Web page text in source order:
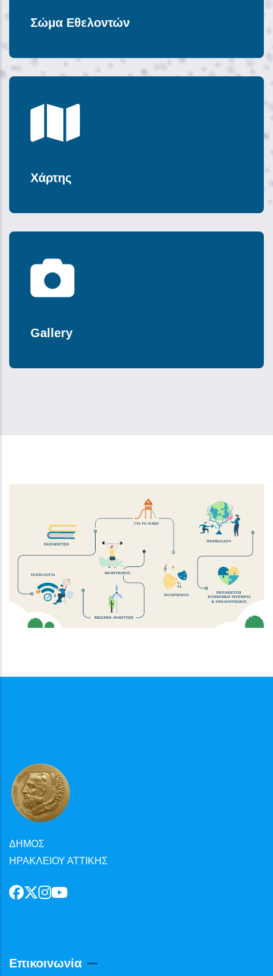
Σώμα Εθελοντών
Χάρτης
Gallery
ΠΕΡΙΒΑΛΛΟΝ
ΤΕΧΝΟΛΟΓΙΑ
ΕΚΠΑΙΔΕΥΣΗ
ΚΟΙΝΩΝΙΚΗ ΜΈΡΙΜΝΑ
& ΕΘΕΛΟΝΤΙΣΜΟΣ
ΕΚΠΑΙΔΕΥΣΗ
ΑΘΛΗΤΙΣΜΟΣ
ΓΙΑ ΤΟ ΠΑΙΔΙ
ΒΙΩΣΙΜΗ ΑΝΑΠΤΥΞΗ
ΠΟΛΙΤΙΣΜΟΣ
ΔΗΜΟΣ
ΗΡΑΚΛΕΙΟΥ ΑΤΤΙΚΗΣ
Επικοινωνία